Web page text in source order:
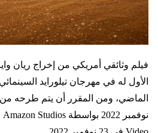
فيلم وثائقي أمريكي من إخراج ريان